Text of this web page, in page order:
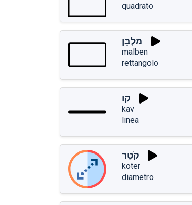
quadrato
מַלְבֵּן
malben
rettangolo
קַו
kav
linea
קֹטֶר
koter
diametro